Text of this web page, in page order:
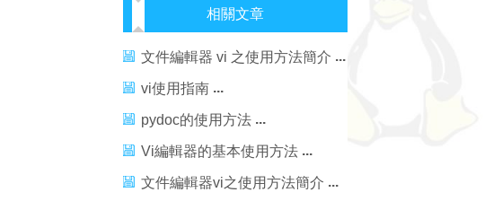
相關文章
文件編輯器 vi 之使用方法簡介
vi使用指南
pydoc的使用方法
Vi編輯器的基本使用方法
文件編輯器vi之使用方法簡介